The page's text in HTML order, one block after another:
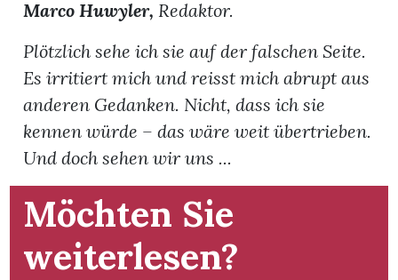
Marco Huwyler, Redaktor.
Plötzlich sehe ich sie auf der falschen Seite.
Es irritiert mich und reisst mich abrupt aus
anderen Gedanken. Nicht, dass ich sie
kennen würde – das wäre weit übertrieben.
Und doch sehen wir uns ...
Möchten Sie
weiterlesen?